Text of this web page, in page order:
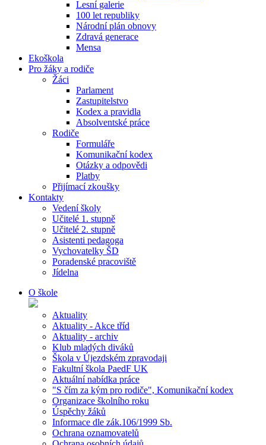
Lesní galerie
100 let republiky
Národní plán obnovy
Zdravá generace
Mensa
Ekoškola
Pro žáky a rodiče
Žáci
Parlament
Zastupitelstvo
Kodex a pravidla
Absolventské práce
Rodiče
Formuláře
Komunikační kodex
Otázky a odpovědi
Platby
Přijímací zkoušky
Kontakty
Vedení školy
Učitelé 1. stupně
Učitelé 2. stupně
Asistenti pedagoga
Vychovatelky ŠD
Poradenské pracoviště
Jídelna
O škole
Aktuality
Aktuality - Akce tříd
Aktuality - archiv
Klub mladých diváků
Škola v Újezdském zpravodaji
Fakultní škola PaedF UK
Aktuální nabídka práce
"S čím za kým pro rodiče", Komunikační kodex
Organizace školního roku
Úspěchy žáků
Informace dle zák.106/1999 Sb.
Ochrana oznamovatelů